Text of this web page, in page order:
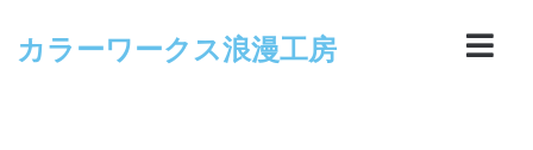
カラーワークス浪漫工房